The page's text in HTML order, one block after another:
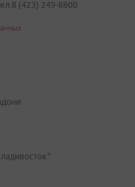
8 (423) 249-8800